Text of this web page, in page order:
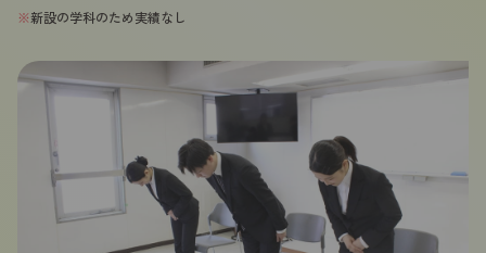
※新設の学科のため実績なし